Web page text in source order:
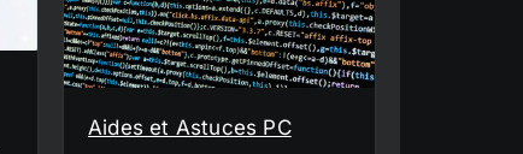
Aides et Astuces PC